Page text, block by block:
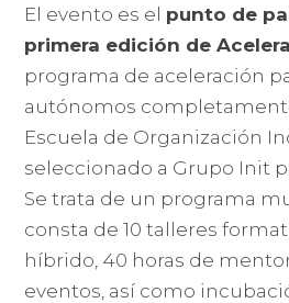
El evento es el punto de
primera edición de
programa de aceleración
autónomos
Escuela de Organización
seleccionado a Grupo Init
Se trata de un programa
consta de 10 talleres
híbrido, 40 horas de
eventos, así como